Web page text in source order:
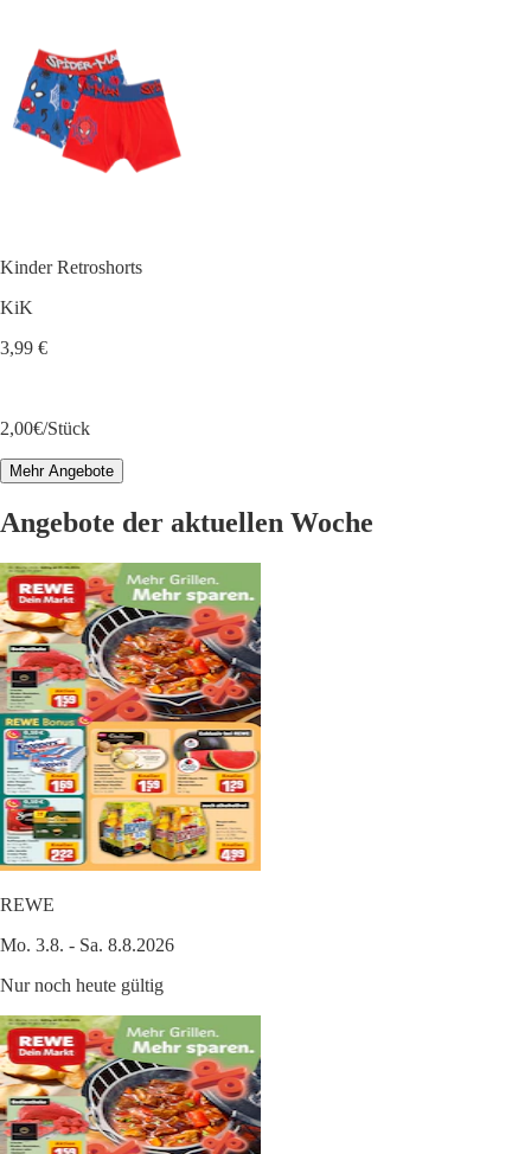
Kinder Retroshorts
KiK
3,99 €
2,00€/Stück
Mehr Angebote
Angebote der aktuellen Woche
REWE
Mo. 3.8. - Sa. 8.8.2026
Nur noch heute gültig